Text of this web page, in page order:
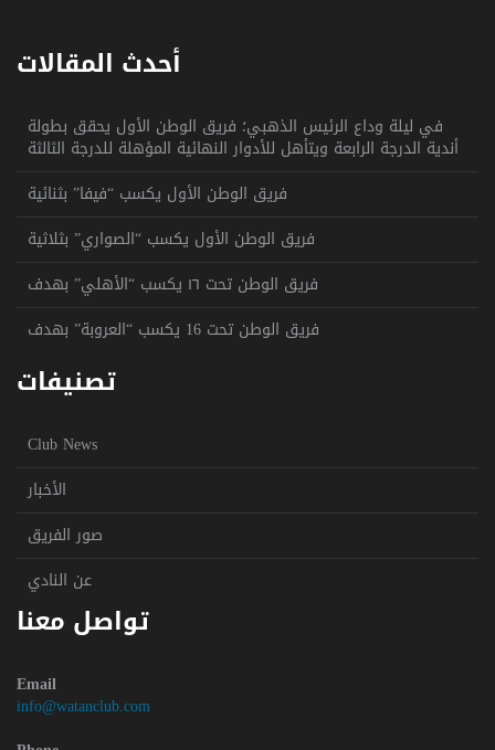
أحدث المقالات
في ليلة وداع الرئيس الذهبي؛ فريق الوطن الأول يحقق بطولة
أندية الدرجة الرابعة ويتأهل للأدوار النهائية المؤهلة للدرجة الثالثة
فريق الوطن الأول يكسب “فيفا” بثنائية
فريق الوطن الأول يكسب “الصواري” بثلاثية
فريق الوطن تحت ١٦ يكسب “الأهلي” بهدف
فريق الوطن تحت 16 يكسب “العروبة” بهدف
تصنيفات
Club News
الأخبار
صور الفريق
عن النادي
تواصل معنا
Email
info@watanclub.com